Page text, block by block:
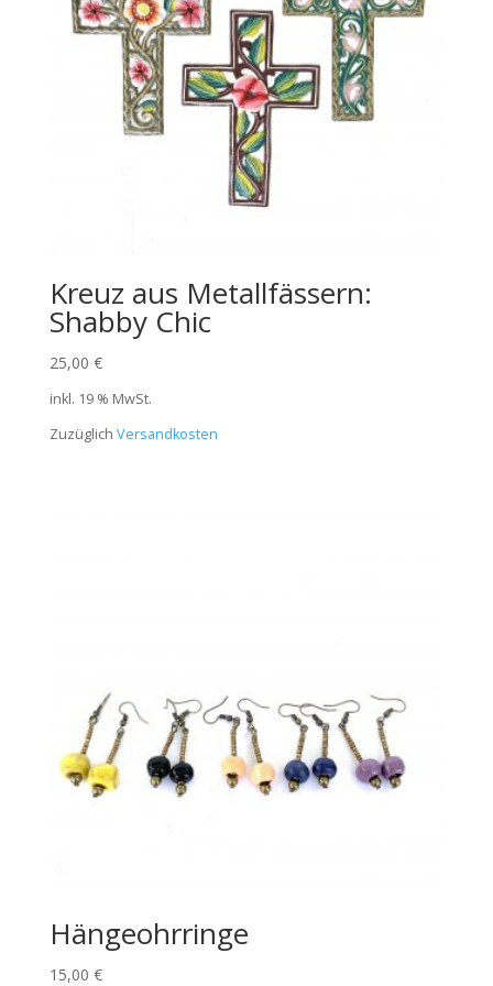
Kreuz aus Metallfässern:
Shabby Chic
25,00 €
inkl. 19 % MwSt.
Zuzüglich Versandkosten
Hängeohrringe
15,00 €